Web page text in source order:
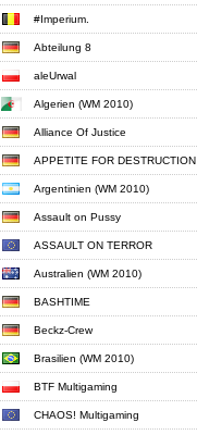
#Imperium.
Abteilung 8
aleUrwal
Algerien (WM 2010)
Alliance Of Justice
APPETITE FOR DESTRUCTION
Argentinien (WM 2010)
Assault on Pussy
ASSAULT ON TERROR
Australien (WM 2010)
BASHTIME
Beckz-Crew
Brasilien (WM 2010)
BTF Multigaming
CHAOS! Multigaming